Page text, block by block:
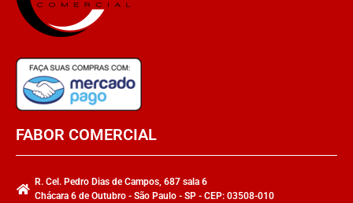
FABOR COMERCIAL
R. Cel. Pedro Dias de Campos, 687 sala 6
Chácara 6 de Outubro - São Paulo - SP - CEP: 03508-010